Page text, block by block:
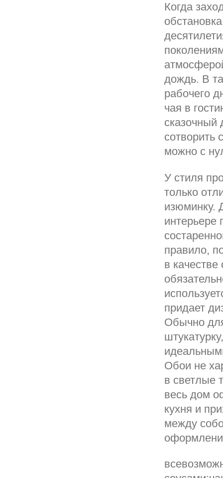
Когда
дождь. В
рабочего
чая в
сказочный
сотворить
можно с
У стиля
только
изюминку.
интерьере
правило,
в
придает
Обычно
Обои не
в светлые
весь дом
кухня и
между